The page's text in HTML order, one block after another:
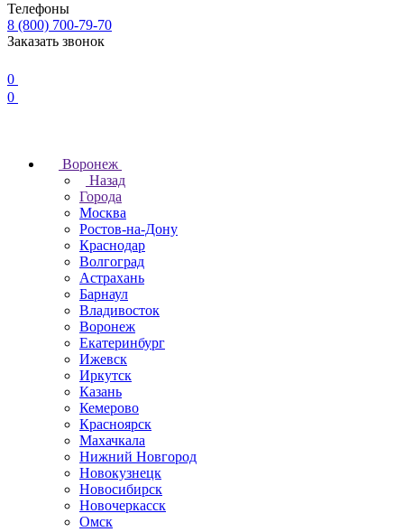
Телефоны
8 (800) 700-79-70
Заказать звонок
0
0
Воронеж
Назад
Города
Москва
Ростов-на-Дону
Краснодар
Волгоград
Астрахань
Барнаул
Владивосток
Воронеж
Екатеринбург
Ижевск
Иркутск
Казань
Кемерово
Красноярск
Махачкала
Нижний Новгород
Новокузнецк
Новосибирск
Новочеркаcск
Омск